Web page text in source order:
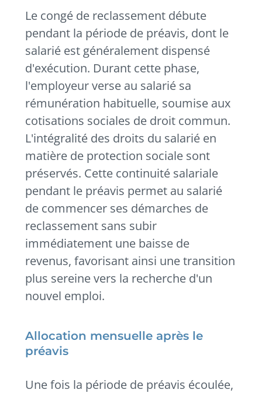
Le congé de reclassement débute
pendant la période de préavis, dont le
salarié est généralement dispensé
d'exécution. Durant cette phase,
l'employeur verse au salarié sa
rémunération habituelle, soumise aux
cotisations sociales de droit commun.
L'intégralité des droits du salarié en
matière de protection sociale sont
préservés. Cette continuité salariale
pendant le préavis permet au salarié
de commencer ses démarches de
reclassement sans subir
immédiatement une baisse de
revenus, favorisant ainsi une transition
plus sereine vers la recherche d'un
nouvel emploi.
Allocation mensuelle après le
préavis
Une fois la période de préavis écoulée,